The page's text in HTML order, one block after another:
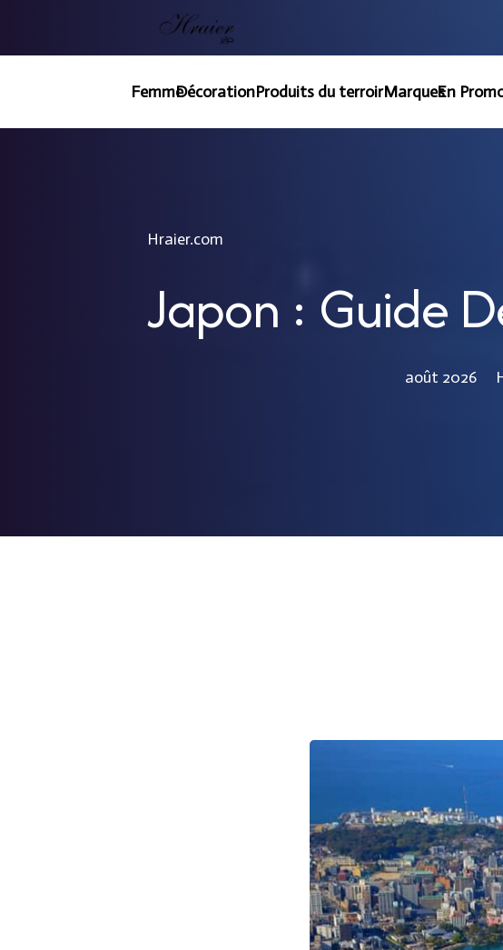
FemmeDécorationProduits du terroirMarquesEn
Hraier.com
Japon : Guide
août 2026